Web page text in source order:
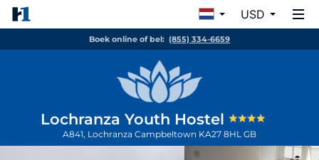
USD
Boek online of bel: (855) 334-6659
Lochranza Youth Hostel
A841, Lochranza Campbeltown KA27 8HL GB